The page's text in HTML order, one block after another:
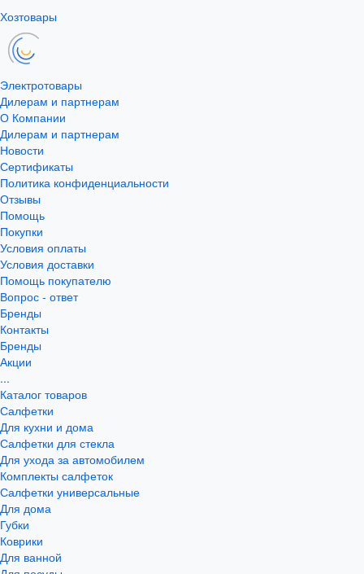
Хозтовары
Электротовары
Дилерам и партнерам
О Компании
Дилерам и партнерам
Новости
Сертификаты
Политика конфиденциальности
Отзывы
Помощь
Покупки
Условия оплаты
Условия доставки
Помощь покупателю
Вопрос - ответ
Бренды
Контакты
Бренды
Акции
...
Каталог товаров
Салфетки
Для кухни и дома
Салфетки для стекла
Для ухода за автомобилем
Комплекты салфеток
Салфетки универсальные
Для дома
Губки
Коврики
Для ванной